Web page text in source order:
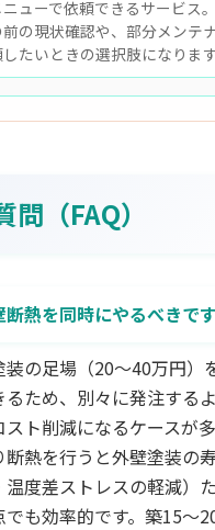
ューで依頼できるサービス
の現状確認や、部分メンテ
たいときの選択肢になります
（FAQ）
熱を同時にやるべきで
装の足場（20〜40万円）
るため、別々に発注する
ト削減になるケースが多
断熱を行うと外壁塗装の
温度差ストレスの軽減）
でも効率的です。築15〜